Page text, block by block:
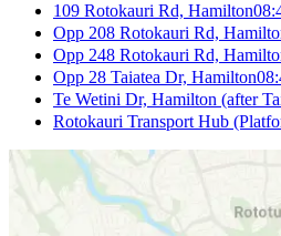
109 Rotokauri Rd, Hamilton
Opp 208 Rotokauri Rd,
Opp 248 Rotokauri Rd,
Opp 28 Taiatea Dr, Hamilton
Te Wetini Dr, Hamilton (after
Rotokauri Transport Hub